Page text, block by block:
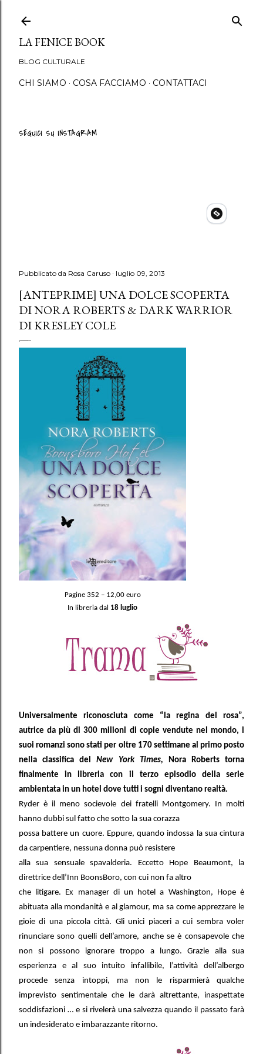
LA FENICE BOOK
BLOG CULTURALE
CHI SIAMO COSA FACCIAMO CONTATTACI
SEGUICI SU INSTAGRAM
Pubblicato da Rosa Caruso luglio 09, 2013
[ANTEPRIME] UNA DOLCE SCOPERTA
DI NORA ROBERTS & DARK WARRIOR
DI KRESLEY COLE
Pagine 352 – 12,00 euro
In libreria dal 18 luglio
Universalmente riconosciuta come “la regina del rosa”,
autrice da più di 300 milioni di copie vendute nel mondo, i
suoi romanzi sono stati per oltre 170 settimane al primo posto
nella classifica delNew York Times, Nora Roberts torna
finalmente in libreria con il terzo episodio della serie
ambientata in un hotel dove tutti i sogni diventano realtà.
Ryder è il meno socievole dei fratelli Montgomery. In molti
hanno dubbi sul fatto che sotto la sua corazza
possa battere un cuore. Eppure, quando indossa la sua cintura
da carpentiere, nessuna donna può resistere
alla sua sensuale spavalderia. Eccetto Hope Beaumont, la
direttrice dell’Inn BoonsBoro, con cui non fa altro
che litigare. Ex manager di un hotel a Washington, Hope è
abituata alla mondanità e al glamour, ma sa come apprezzare le
gioie di una piccola città. Gli unici piaceri a cui sembra voler
rinunciare sono quelli dell’amore, anche se è consapevole che
non si possono ignorare troppo a lungo. Grazie alla sua
esperienza e al suo intuito infallibile, l’attività dell’albergo
procede senza intoppi, ma non le risparmierà qualche
imprevisto sentimentale che le darà altrettante, inaspettate
soddisfazioni … e si rivelerà una salvezza quando il passato farà
un indesiderato e imbarazzante ritorno.